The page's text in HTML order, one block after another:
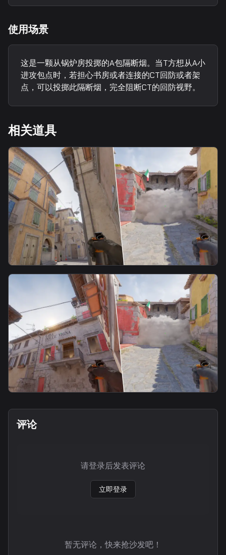
使用场景
这是一颗从锅炉房投掷的A包隔断烟。当T方想从A小
进攻包点时，若担心书房或者连接的CT回防或者架
点，可以投掷此隔断烟，完全阻断CT的回防视野。
相关道具
A包链接书房隔断烟（中路丢）
A包隔断链接烟2
评论
请登录后发表评论
立即登录
暂无评论，快来抢沙发吧！